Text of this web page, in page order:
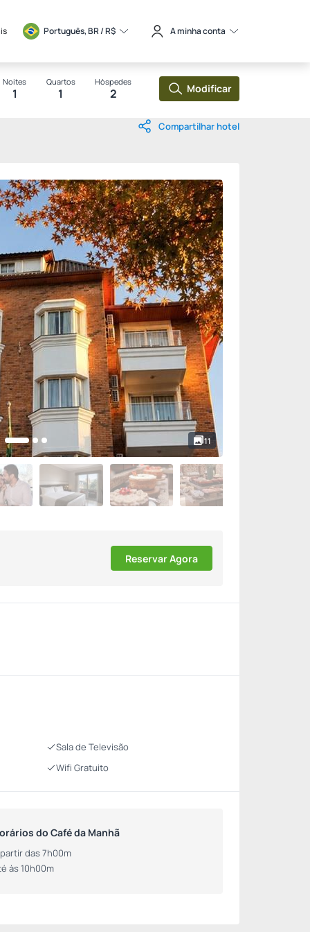
Português, BR / R$ A minha conta
Noites
1
Quartos
1
Hóspedes
2 Modificar
Compartilhar hotel
11
Reservar Agora
Sala de Televisão
Wifi Gratuito
do Café da Manhã
das 7h00m
às 10h00m